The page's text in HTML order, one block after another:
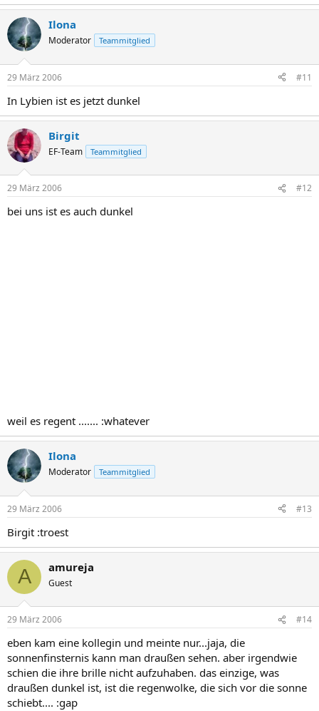
Ilona
Moderator Teammitglied
29 März 2006 #11
In Lybien ist es jetzt dunkel
Birgit
EF-Team Teammitglied
29 März 2006 #12
bei uns ist es auch dunkel
weil es regent ....... :whatever
Ilona
Moderator Teammitglied
29 März 2006 #13
Birgit :troest
A amureja
Guest
29 März 2006 #14
eben kam eine kollegin und meinte nur...jaja, die
sonnenfinsternis kann man draußen sehen. aber irgendwie
schien die ihre brille nicht aufzuhaben. das einzige, was
draußen dunkel ist, ist die regenwolke, die sich vor die sonne
schiebt.... :gap